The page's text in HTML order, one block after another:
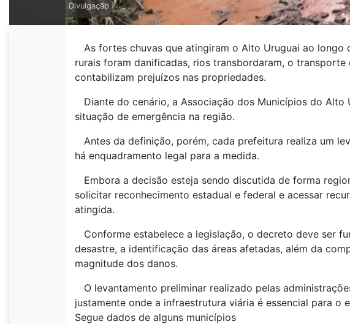
Divulgação
As fortes chuvas que atingiram o Alto Uruguai ao longo
rurais foram danificadas, rios transbordaram, o
contabilizam prejuízos nas propriedades.
Diante do cenário, a Associação dos Municípios do
situação de emergência na região.
Antes da definição, porém, cada prefeitura realiza um
há enquadramento legal para a medida.
Embora a decisão esteja sendo discutida de forma
solicitar reconhecimento estadual e federal e acessar
atingida.
Conforme estabelece a legislação, o decreto deve ser
desastre, a identificação das áreas afetadas, além da
magnitude dos danos.
O levantamento preliminar realizado pelas
justamente onde a infraestrutura viária é essencial para
Segue dados de alguns municípios